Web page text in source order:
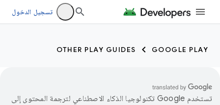
تسجيل الدخول
GOOGLE PLAY
OTHER PLAY GUIDES
تستخدم Google تكنولوجيا الذكاء الاصطناعي لترجمة المحتوى إلى